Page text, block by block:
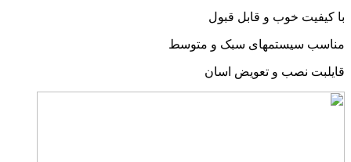
با کیفیت خوب و قابل قبول
مناسب سیستمهای سبک و متوسط
قایلبت نصب و تعویض اسان